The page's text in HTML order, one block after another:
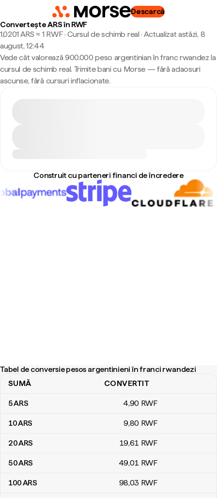
Descarcă
Convertește ARS în RWF
1,0201 ARS ≈ 1 RWF · Cursul de schimb real · Actualizat astăzi, 8
august, 12:44
Vede cât valorează 900.000 peso argentinian în franc rwandez la
cursul de schimb real. Trimite bani cu Morse — fără adaosuri
ascunse, fără cursuri inflacionate.
Construit cu parteneri financi de încredere
Tabel de conversie pesos argentinieni în franci rwandezi
Tabel de conversie pesos argentinieni în franci rwandezi
SUMĂ CONVERTIT
5ARS 4,90 RWF
10ARS 9,80 RWF
20ARS 19,61 RWF
50ARS 49,01 RWF
100ARS 98,03 RWF